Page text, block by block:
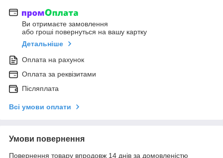
Ви отримаєте замовлення
або гроші повернуться на вашу картку
Детальніше
Оплата на рахунок
Оплата за реквізитами
Післяплата
Всі умови оплати
Умови повернення
Повернення товару впродовж 14 днів за домовленістю